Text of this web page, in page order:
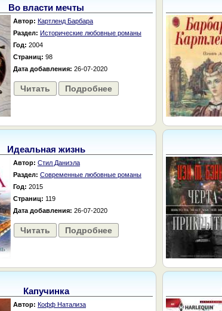
Во власти мечты
Автор: Картленд Барбара
Раздел: Исторические любовные романы
Год: 2004
Страниц: 98
Дата добавления: 26-07-2020
Читать Подробнее
Идеальная жизнь
Автор: Стил Даниэла
Раздел: Современные любовные романы
Год: 2015
Страниц: 119
Дата добавления: 26-07-2020
Читать Подробнее
Капучинка
Автор: Кофф Натализа